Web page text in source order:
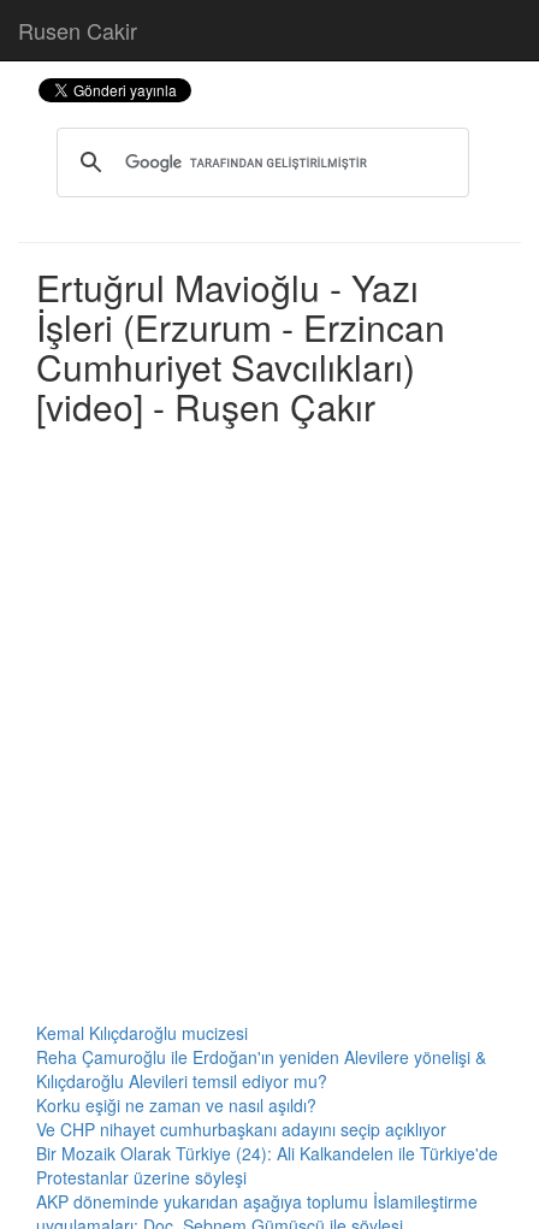
Rusen Cakir
Ertuğrul Mavioğlu - Yazı
İşleri (Erzurum - Erzincan
Cumhuriyet Savcılıkları)
[video] - Ruşen Çakır
Kemal Kılıçdaroğlu mucizesi
Reha Çamuroğlu ile Erdoğan'ın yeniden Alevilere yönelişi &
Kılıçdaroğlu Alevileri temsil ediyor mu?
Korku eşiği ne zaman ve nasıl aşıldı?
Ve CHP nihayet cumhurbaşkanı adayını seçip açıklıyor
Bir Mozaik Olarak Türkiye (24): Ali Kalkandelen ile Türkiye'de
Protestanlar üzerine söyleşi
AKP döneminde yukarıdan aşağıya toplumu İslamileştirme